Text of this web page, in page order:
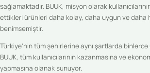
sağlamaktadır. BUUK, misyon olarak
ettikleri ürünleri daha kolay, daha uygun ve daha
benimsemiştir.
Türkiye'nin tüm şehirlerine aynı şartlarda
BUUK, tüm kullanıcılarının kazanmasına ve
yapmasına olanak sunuyor.